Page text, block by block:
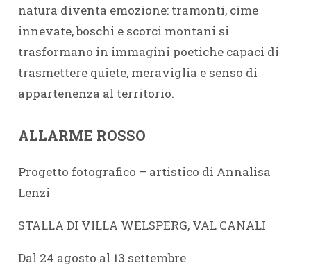
natura diventa emozione: tramonti, cime
innevate, boschi e scorci montani si
trasformano in immagini poetiche capaci di
trasmettere quiete, meraviglia e senso di
appartenenza al territorio.
ALLARME ROSSO
Progetto fotografico – artistico di Annalisa
Lenzi
STALLA DI VILLA WELSPERG, VAL CANALI
Dal 24 agosto al 13 settembre